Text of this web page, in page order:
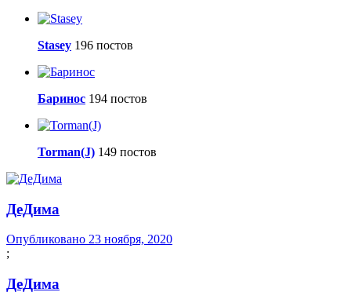
Stasey 196 постов
Баринос 194 постов
Torman(J) 149 постов
ДеДима
Опубликовано 23 ноября, 2020
;
ДеДима